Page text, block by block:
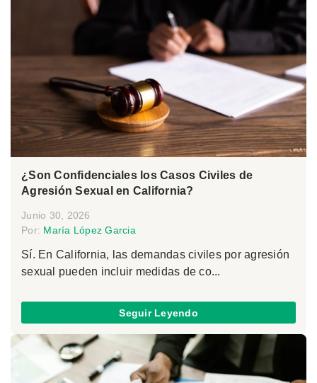
¿Son Confidenciales los Casos Civiles de
Agresión Sexual en California?
Junio 30, 2026
Por: María López Garcia
Sí. En California, las demandas civiles por agresión
sexual pueden incluir medidas de co...
Seguir Leyendo